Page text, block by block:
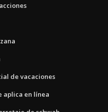
de vacaciones
aplica en línea